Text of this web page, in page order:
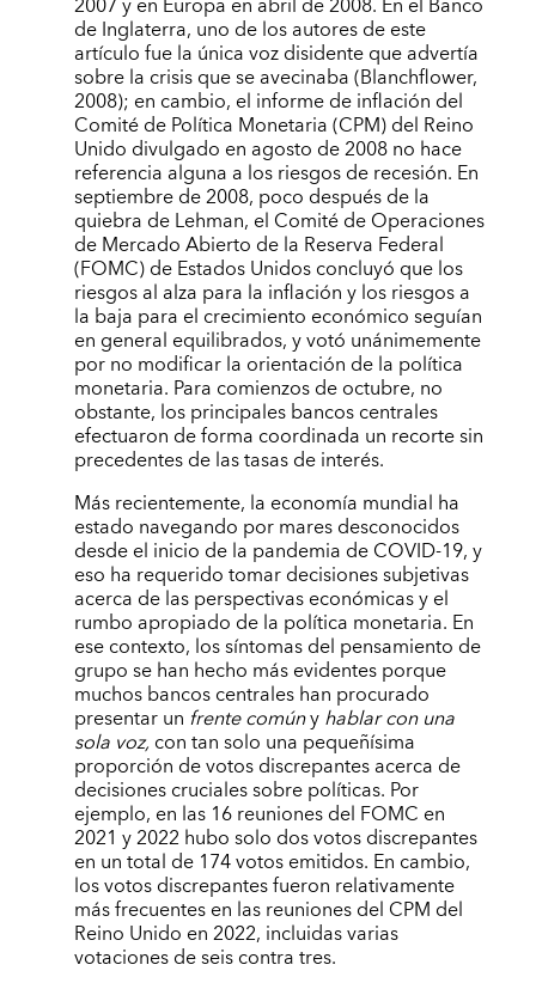
de Inglaterra, uno de los autores de este
artículo fue la única voz disidente que advertía
sobre la crisis que se avecinaba (Blanchflower,
2008); en cambio, el informe de inflación del
Comité de Política Monetaria (CPM) del Reino
Unido divulgado en agosto de 2008 no hace
referencia alguna a los riesgos de recesión. En
septiembre de 2008, poco después de la
quiebra de Lehman, el Comité de Operaciones
de Mercado Abierto de la Reserva Federal
(FOMC) de Estados Unidos concluyó que los
riesgos al alza para la inflación y los riesgos a
la baja para el crecimiento económico seguían
en general equilibrados, y votó unánimemente
por no modificar la orientación de la política
monetaria. Para comienzos de octubre, no
obstante, los principales bancos centrales
efectuaron de forma coordinada un recorte sin
precedentes de las tasas de interés.
Más recientemente, la economía mundial ha
estado navegando por mares desconocidos
desde el inicio de la pandemia de COVID-19, y
eso ha requerido tomar decisiones subjetivas
acerca de las perspectivas económicas y el
rumbo apropiado de la política monetaria. En
ese contexto, los síntomas del pensamiento de
grupo se han hecho más evidentes porque
muchos bancos centrales han procurado
presentar un frente comúnyhablar con una
sola voz,con tan solo una pequeñísima
proporción de votos discrepantes acerca de
decisiones cruciales sobre políticas. Por
ejemplo, en las 16 reuniones del FOMC en
2021 y 2022 hubo solo dos votos discrepantes
en un total de 174 votos emitidos. En cambio,
los votos discrepantes fueron relativamente
más frecuentes en las reuniones del CPM del
Reino Unido en 2022, incluidas varias
votaciones de seis contra tres.